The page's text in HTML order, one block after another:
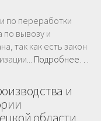
по переработки
по вывозу и
так как есть закон
Подробнее…
и
области